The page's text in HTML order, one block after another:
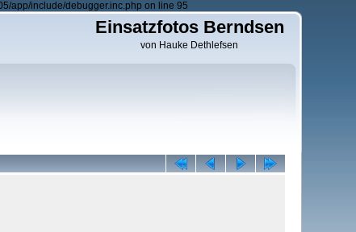
app/include/debugger.inc.php on line 95
Einsatzfotos Berndsen
von Hauke Dethlefsen